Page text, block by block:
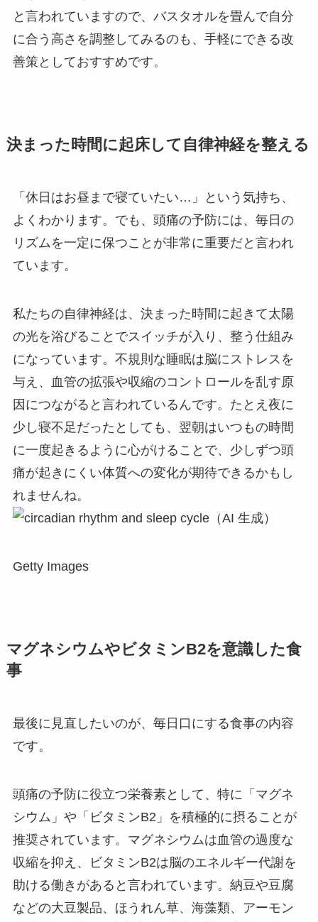
と言われていますので、バスタオルを畳んで自分
に合う高さを調整してみるのも、手軽にできる改
善策としておすすめです。
決まった時間に起床して自律神経を整える
「休日はお昼まで寝ていたい…」という気持ち、
よくわかります。でも、頭痛の予防には、毎日の
リズムを一定に保つことが非常に重要だと言われ
ています。
私たちの自律神経は、決まった時間に起きて太陽
の光を浴びることでスイッチが入り、整う仕組み
になっています。不規則な睡眠は脳にストレスを
与え、血管の拡張や収縮のコントロールを乱す原
因につながると言われているんです。たとえ夜に
少し寝不足だったとしても、翌朝はいつもの時間
に一度起きるように心がけることで、少しずつ頭
痛が起きにくい体質への変化が期待できるかもし
れませんね。
Getty Images
マグネシウムやビタミンB2を意識した食
事
最後に見直したいのが、毎日口にする食事の内容
です。
頭痛の予防に役立つ栄養素として、特に「マグネ
シウム」や「ビタミンB2」を積極的に摂ることが
推奨されています。マグネシウムは血管の過度な
収縮を抑え、ビタミンB2は脳のエネルギー代謝を
助ける働きがあると言われています。納豆や豆腐
などの大豆製品、ほうれん草、海藻類、アーモン